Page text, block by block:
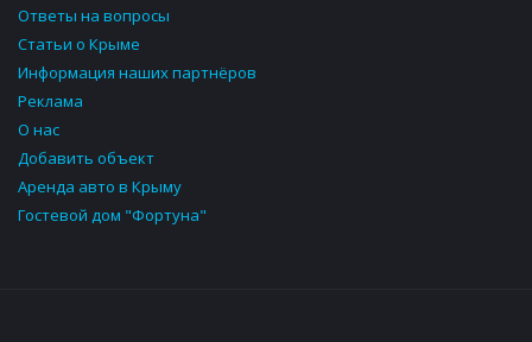
Ответы на вопросы
Статьи о Крыме
Информация наших партнёров
Реклама
О нас
Добавить объект
Аренда авто в Крыму
Гостевой дом "Фортуна"